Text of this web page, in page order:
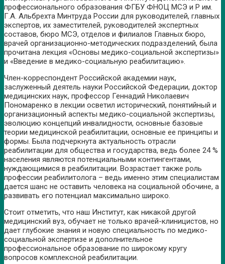
профессионального образования ФГБУ ФНОЦ МСЭ и Р им.
Г.А. Альбрехта Минтруда России для руководителей, главных
экспертов, их заместителей, руководителей экспертных
составов, бюро МСЭ, отделов и филиалов Главных бюро,
врачей организационно-методических подразделений, была
прочитана лекция «Основы медико-социальной экспертизы»
и «Введение в медико-социальную реабилитацию».
Член-корреспондент Российской академии наук,
заслуженный деятель науки Российской Федерации, доктор
медицинских наук, профессор Геннадий Николаевич
Пономаренко в лекции осветил исторический, понятийный и
организационный аспекты медико-социальной экспертизы,
эволюцию концепций инвалидности, основные базовые
теории медицинской реабилитации, основные ее принципы и
формы. Была подчеркнута актуальность отрасли
реабилитации для общества и государства, ведь более 24 %
населения являются потенциальными контингентами,
нуждающимися в реабилитации. Возрастает также роль
профессии реабилитолога – ведь именно этим специалистам
дается шанс не оставить человека на социальной обочине, а
развивать его потенциал максимально широко.
Стоит отметить, что наш Институт, как никакой другой
медицинский вуз, обучает не только врачей-клиницистов, но
дает глубокие знания и новую специальность по медико-
социальной экспертизе и дополнительное
профессиональное образование по широкому кругу
вопросов комплексной реабилитации.